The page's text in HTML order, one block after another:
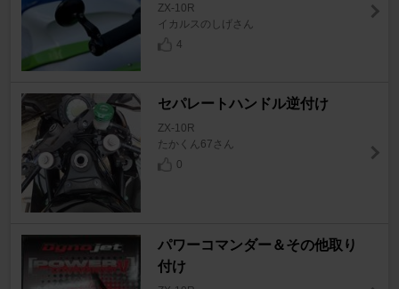
ZX-10R
イカルスのしげさん
4
セパレートハンドル逆付け
ZX-10R
たかくん67さん
0
パワーコマンダー＆その他取り
付け